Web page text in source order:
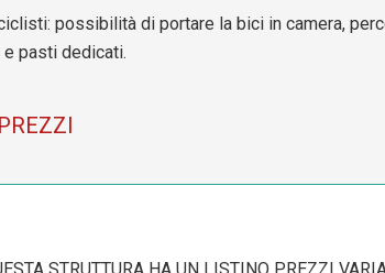
possibilità di portare la bici in camera,
pasti dedicati.